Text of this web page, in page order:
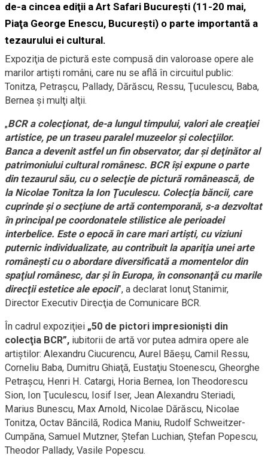
de-a cincea ediţii a Art Safari Bucureşti (11-20 mai,
Piaţa George Enescu, Bucureşti) o parte importantă a
tezaurului ei cultural.
Expoziţia de pictură este compusă din valoroase opere ale
marilor artişti români, care nu se află în circuitul public:
Tonitza, Petraşcu, Pallady, Dărăscu, Ressu, Ţuculescu, Baba,
Bernea şi mulţi alţii.
„BCR a colecţionat, de-a lungul timpului, valori ale creaţiei
artistice, pe un traseu paralel muzeelor şi colecţiilor.
Banca a devenit astfel un fin observator, dar şi deţinător al
patrimoniului cultural românesc. BCR îşi expune o parte
din tezaurul său, cu o selecţie de pictură românească, de
la Nicolae Tonitza la Ion Ţuculescu. Colecţia băncii, care
cuprinde şi o secţiune de artă contemporană, s-a dezvoltat
în principal pe coordonatele stilistice ale perioadei
interbelice. Este o epocă în care mari artişti, cu viziuni
puternic individualizate, au contribuit la apariţia unei arte
româneşti cu o abordare diversificată a momentelor din
spaţiul românesc, dar şi în Europa, în consonanţă cu marile
direcţii estetice ale epocii”, a declarat Ionuţ Stanimir,
Director Executiv Direcţia de Comunicare BCR.
În cadrul expoziţiei „50 de pictori impresionişti din
colecţia BCR”, iubitorii de artă vor putea admira opere ale
artiştilor: Alexandru Ciucurencu, Aurel Băeşu, Camil Ressu,
Corneliu Baba, Dumitru Ghiaţă, Eustaţiu Stoenescu, Gheorghe
Petraşcu, Henri H. Catargi, Horia Bernea, Ion Theodorescu
Sion, Ion Ţuculescu, Iosif Iser, Jean Alexandru Steriadi,
Marius Bunescu, Max Arnold, Nicolae Dărăscu, Nicolae
Tonitza, Octav Băncilă, Rodica Maniu, Rudolf Schweitzer-
Cumpăna, Samuel Mutzner, Ştefan Luchian, Ştefan Popescu,
Theodor Pallady, Vasile Popescu.